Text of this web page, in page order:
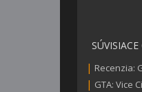
| Recenzia:
| GTA: Vice